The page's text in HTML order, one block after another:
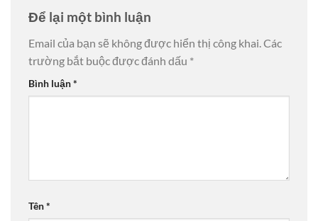
Để lại một bình luận
Email của bạn sẽ không được hiển thị công khai.Các
trường bắt buộc được đánh dấu *
Bình luận*
Tên*